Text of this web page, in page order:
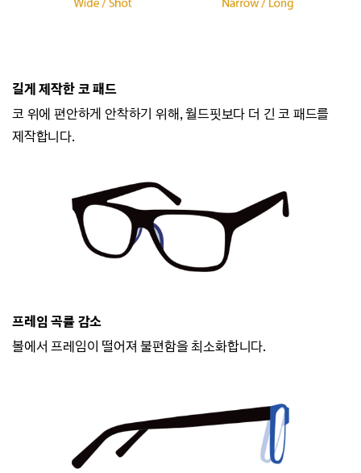
길게 제작한 코 패드
코 위에 편안하게 안착하기 위해, 월드핏보다 더 긴 코 패드를
제작합니다.
프레임 곡률 감소
볼에서 프레임이 떨어져 불편함을 최소화합니다.